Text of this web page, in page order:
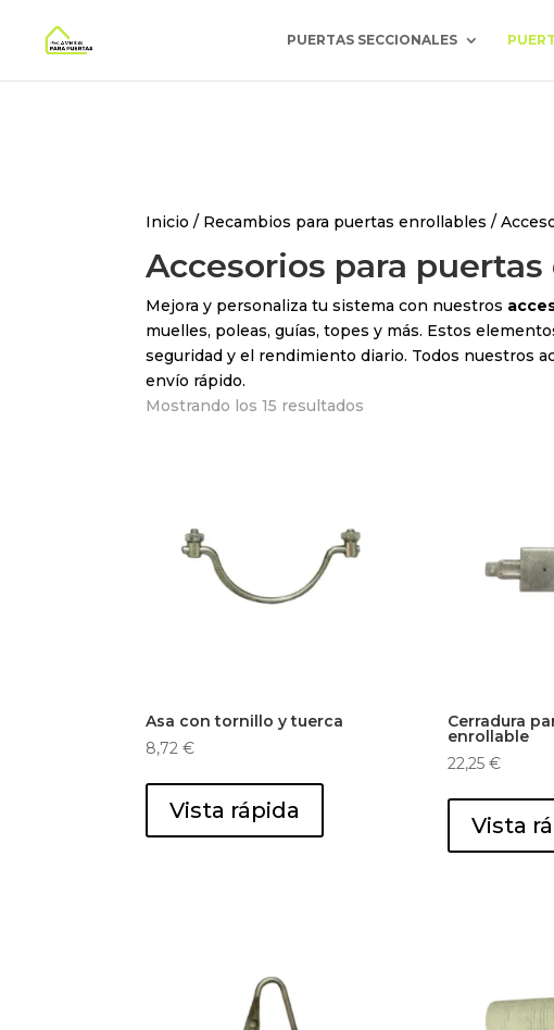
PUERTAS SECCIONALES
Inicio / Recambios para puertas enrollables /
Accesorios para
Mejora y personaliza tu sistema con nuestros
muelles, poleas, guías, topes y más. Estos
seguridad y el rendimiento diario. Todos nuestros
envío rápido.
Mostrando los 15 resultados
Asa con tornillo y tuerca
8,72€
Vista rápida
Cerradura
enrollable
22,25€
Vista